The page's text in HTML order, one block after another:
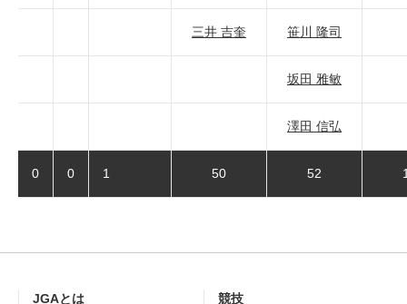
三井 吉奎 笹川 隆司
坂田 雅敏
澤田 信弘
0 0 1 50 52
JGAとは 競技